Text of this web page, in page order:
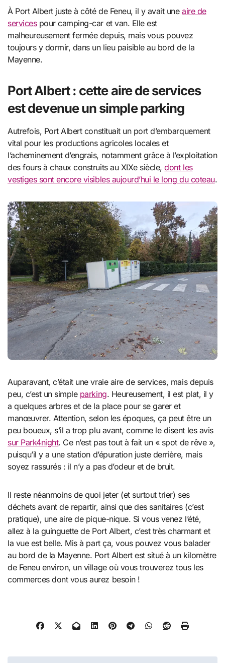
À Port Albert juste à côté de Feneu, il y avait uneaire de
servicespour camping-car et van. Elle est
malheureusement fermée depuis, mais vous pouvez
toujours y dormir, dans un lieu paisible au bord de la
Mayenne.
Port Albert : cette aire de services
est devenue un simple parking
Autrefois, Port Albert constituait un port d’embarquement
vital pour les productions agricoles locales et
l’acheminement d’engrais, notamment grâce à l’exploitation
des fours à chaux construits au XIXe siècle,dont les
vestiges sont encore visibles aujourd’hui le long du coteau.
Auparavant, c’était une vraie aire de services, mais depuis
peu, c’est un simple parking. Heureusement, il est plat, il y
a quelques arbres et de la place pour se garer et
manœuvrer. Attention, selon les époques, ça peut être un
peu boueux, s’il a trop plu avant, comme le disent les avis
sur Park4night. Ce n’est pas tout à fait un « spot de rêve »,
puisqu’il y a une station d’épuration juste derrière, mais
soyez rassurés : il n’y a pas d’odeur et de bruit.
Il reste néanmoins de quoi jeter (et surtout trier) ses
déchets avant de repartir, ainsi que des sanitaires (c’est
pratique), une aire de pique-nique. Si vous venez l’été,
allez à la guinguette de Port Albert, c’est très charmant et
la vue est belle. Mis à part ça, vous pouvez vous balader
au bord de la Mayenne. Port Albert est situé à un kilomètre
de Feneu environ, un village où vous trouverez tous les
commerces dont vous aurez besoin !